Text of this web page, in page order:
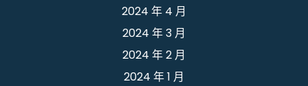
2024 年 4 月
2024 年 3 月
2024 年 2 月
2024 年 1 月